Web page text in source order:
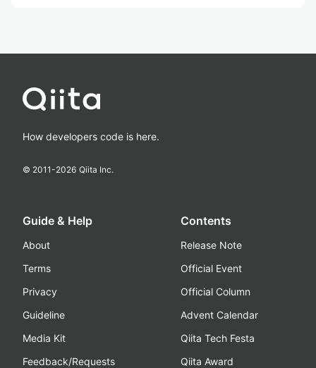
How developers code is here.
© 2011-2026 Qiita Inc.
Guide & Help
About
Terms
Privacy
Guideline
Media Kit
Feedback/Requests
Contents
Release Note
Official Event
Official Column
Advent Calendar
Qiita Tech Festa
Qiita Award